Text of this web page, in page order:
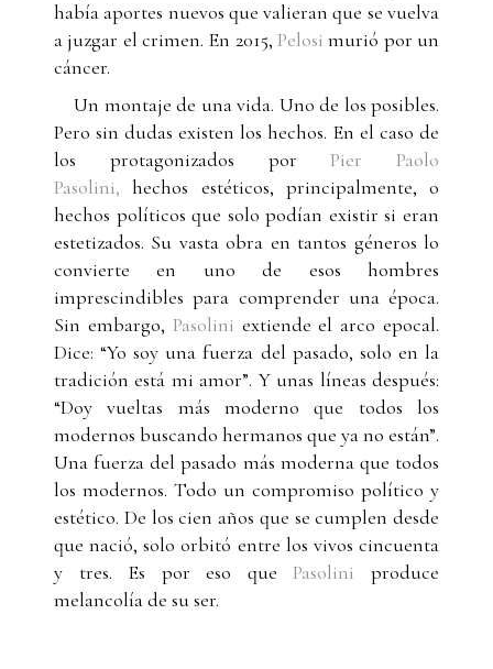
había aportes nuevos que valieran que se vuelva
a juzgar el crimen. En 2015, Pelosimurió por un
cáncer.
Un montaje de una vida. Uno de los posibles.
Pero sin dudas existen los hechos. En el caso de
los protagonizados porPier Paolo
Pasolini, hechos estéticos, principalmente, o
hechos políticos que solo podían existir si eran
estetizados. Su vasta obra en tantos géneros lo
convierte en uno de esos hombres
imprescindibles para comprender una época.
Sin embargo, Pasolini extiende el arco epocal.
Dice: “Yo soy una fuerza del pasado, solo en la
tradición está mi amor”. Y unas líneas después:
“Doy vueltas más moderno que todos los
modernos buscando hermanos que ya no están”.
Una fuerza del pasado más moderna que todos
los modernos. Todo un compromiso político y
estético. De los cien años que se cumplen desde
que nació, solo orbitó entre los vivos cincuenta
y tres. Es por eso quePasolini produce
melancolía de su ser.